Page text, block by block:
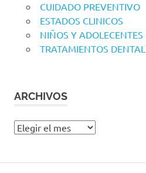
CUIDADO PREVENTIVO
ESTADOS CLINICOS
NIÑOS Y ADOLECENTES
TRATAMIENTOS
ARCHIVOS
Archivos